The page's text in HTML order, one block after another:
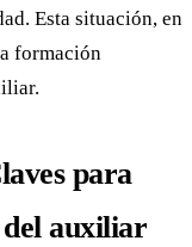
Esta situación, en
formación
para
auxiliar